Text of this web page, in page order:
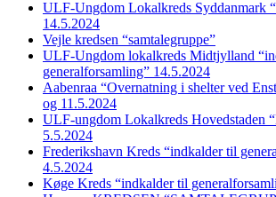
ULF-Ungdom Lokalkreds Syddanmark
14.5.2024
Vejle kredsen “samtalegruppe”
ULF-Ungdom lokalkreds Midtjylland
generalforsamling” 14.5.2024
Aabenraa “Overnatning i shelter ved
og 11.5.2024
ULF-ungdom Lokalkreds Hovedstaden
5.5.2024
Frederikshavn Kreds “indkalder til
4.5.2024
Køge Kreds “indkalder til